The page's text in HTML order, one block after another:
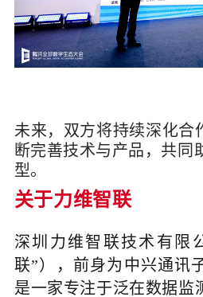
未来，双方将持续深化合
断完善技术与产品 ， 共同
型。
关于力维智联
深圳力维智联技术有限
联”），前身为中兴通讯
是一家专注于泛在数据监